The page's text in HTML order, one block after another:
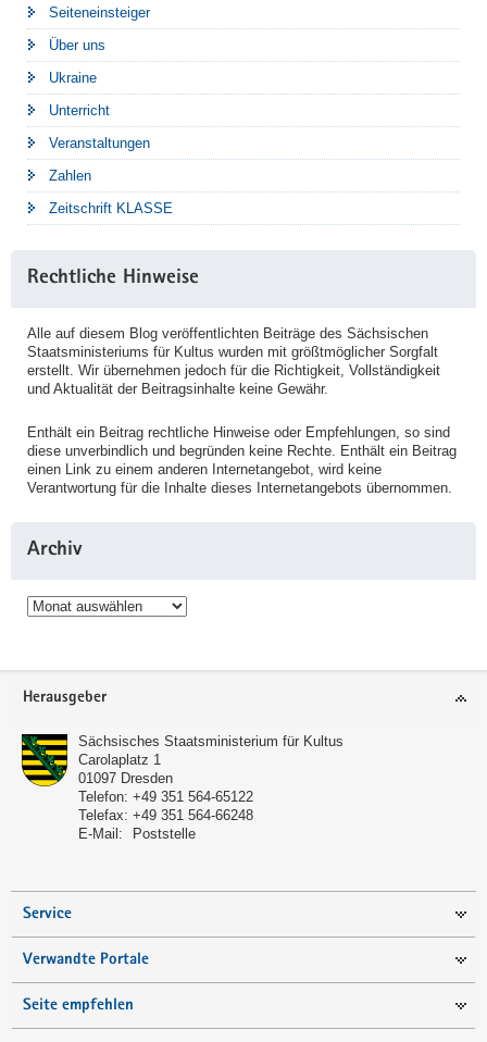
Seiteneinsteiger
Über uns
Ukraine
Unterricht
Veranstaltungen
Zahlen
Zeitschrift KLASSE
Rechtliche Hinweise
Alle auf diesem Blog veröffentlichten Beiträge des Sächsischen
Staatsministeriums für Kultus wurden mit größtmöglicher Sorgfalt
erstellt. Wir übernehmen jedoch für die Richtigkeit, Vollständigkeit
und Aktualität der Beitragsinhalte keine Gewähr.
Enthält ein Beitrag rechtliche Hinweise oder Empfehlungen, so sind
diese unverbindlich und begründen keine Rechte. Enthält ein Beitrag
einen Link zu einem anderen Internetangebot, wird keine
Verantwortung für die Inhalte dieses Internetangebots übernommen.
Archiv
Archiv
Service
Herausgeber
Sächsisches Staatsministerium für Kultus
Carolaplatz 1
01097 Dresden
Telefon: +49 351 564-65122
Telefax: +49 351 564-66248
E-Mail:
Poststelle
Service
Verwandte Portale
Seite empfehlen